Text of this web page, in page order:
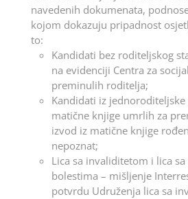
navedenih dokumenata,
kojom dokazuju pripadnost
to:
Kandidati bez roditeljskog
na evidenciji Centra za
preminulih roditelja;
Kandidati iz
matične knjige umrlih za
izvod iz matične knjige
nepoznat;
Lica sa invaliditetom i lica
bolestima – mišljenje
potvrdu Udruženja lica sa